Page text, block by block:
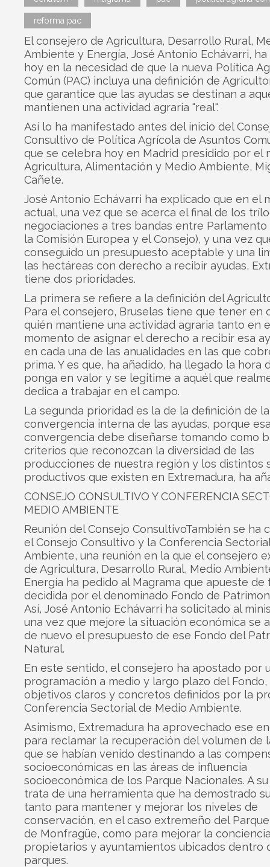
reforma pac
El consejero de Agricultura, Desarrollo Rural,
Ambiente y Energía, José Antonio Echávarri,
hoy en la necesidad de que la nueva Política
Común (PAC) incluya una definición de
que garantice que las ayudas se destinan a
mantienen una actividad agraria "real".
Así lo ha manifestado antes del inicio del
Consultivo de Política Agrícola de Asuntos
que se celebra hoy en Madrid presidido por el
Agricultura, Alimentación y Medio Ambiente,
Cañete.
José Antonio Echávarri ha explicado que en el
actual, una vez que se acerca el final de los
negociaciones a tres bandas entre Parlamento
la Comisión Europea y el Consejo), y una vez
conseguido un presupuesto aceptable y una
las hectáreas con derecho a recibir ayudas,
tiene dos prioridades.
La primera se refiere a la definición del
Para el consejero, Bruselas tiene que tener en
quién mantiene una actividad agraria tanto en
momento de asignar el derecho a recibir esa
en cada una de las anualidades en las que
prima. Y es que, ha añadido, ha llegado la hora
ponga en valor y se legitime a aquél que
dedica a trabajar en el campo.
La segunda prioridad es la de la definición de la
convergencia interna de las ayudas, porque
convergencia debe diseñarse tomando como
criterios que reconozcan la diversidad de las
producciones de nuestra región y los distintos
productivos que existen en Extremadura, ha
CONSEJO CONSULTIVO Y CONFERENCIA
MEDIO AMBIENTE
Reunión del Consejo ConsultivoTambién se ha
el Consejo Consultivo y la Conferencia
Ambiente, una reunión en la que el consejero
de Agricultura, Desarrollo Rural, Medio
Energía ha pedido al Magrama que apueste de
decidida por el denominado Fondo de
Así, José Antonio Echávarri ha solicitado al
una vez que mejore la situación económica se
de nuevo el presupuesto de ese Fondo del
Natural.
En este sentido, el consejero ha apostado por
programación a medio y largo plazo del Fondo,
objetivos claros y concretos definidos por la
Conferencia Sectorial de Medio Ambiente.
Asimismo, Extremadura ha aprovechado ese
para reclamar la recuperación del volumen de
que se habían venido destinando a las
socioeconómicas en las áreas de influencia
socioeconómica de los Parque Nacionales. A
trata de una herramienta que ha demostrado
tanto para mantener y mejorar los niveles de
conservación, en el caso extremeño del
de Monfragüe, como para mejorar la
propietarios y ayuntamientos ubicados dentro
parques.